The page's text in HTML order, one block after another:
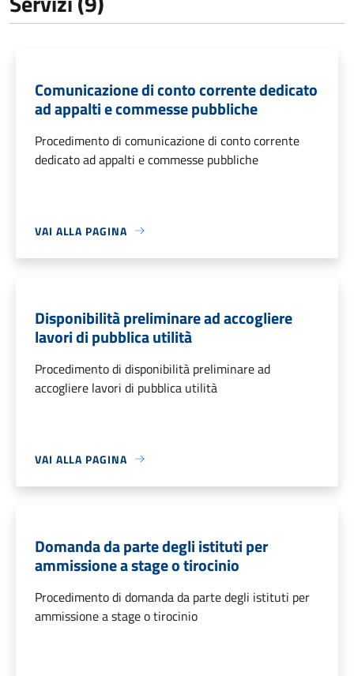
Comunicazione di conto corrente dedicato
ad appalti e commesse pubbliche
Procedimento di comunicazione di conto corrente
dedicato ad appalti e commesse pubbliche
VAI ALLA PAGINA
Disponibilità preliminare ad accogliere
lavori di pubblica utilità
Procedimento di disponibilità preliminare ad
accogliere lavori di pubblica utilità
VAI ALLA PAGINA
Domanda da parte degli istituti per
ammissione a stage o tirocinio
Procedimento di domanda da parte degli istituti per
ammissione a stage o tirocinio